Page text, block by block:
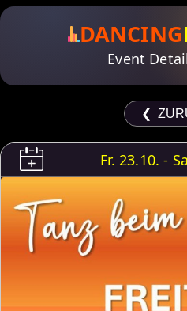
DANCING
Event
❮
Fr. 23.10. -